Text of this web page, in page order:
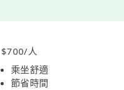
$700/人
乘坐舒適
節省時間